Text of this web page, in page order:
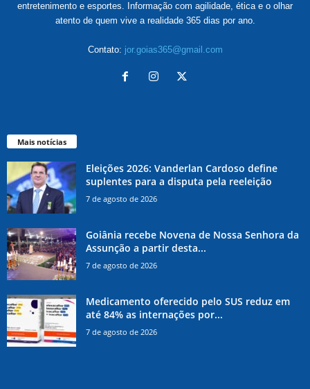
entretenimento e esportes. Informação com agilidade, ética e o olhar
atento de quem vive a realidade 365 dias por ano.
Contato: jor.goias365@gmail.com
Mais notícias
Eleições 2026: Vanderlan Cardoso define
suplentes para a disputa pela reeleição
7 de agosto de 2026
Goiânia recebe Novena de Nossa Senhora da
Assunção a partir desta...
7 de agosto de 2026
Medicamento oferecido pelo SUS reduz em
até 84% as internações por...
7 de agosto de 2026